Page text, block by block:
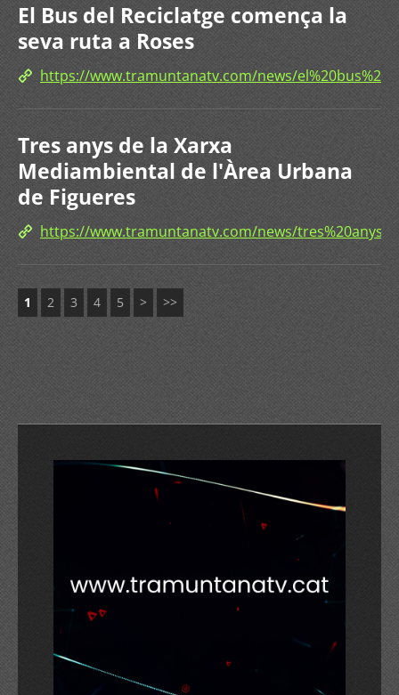
El Bus del Reciclatge comença la
seva ruta a Roses
https://www.tramuntanatv.com/news/
Tres anys de la Xarxa
Mediambiental de l'Àrea Urbana
de Figueres
https://www.tramuntanatv.com/news/
1 2 3 4 5 > >>